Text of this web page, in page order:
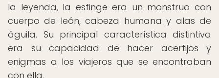
la leyenda, la esfinge era un monstruo con
cuerpo de león, cabeza humana y alas de
águila. Su principal característica distintiva
era su capacidad de hacer acertijos y
enigmas a los viajeros que se encontraban
con ella.